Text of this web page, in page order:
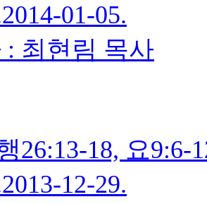
01-05.
: 최현림 목사
26:13-18, 요9:6-
12-29.